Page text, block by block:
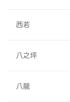
西若
八之坪
八龍